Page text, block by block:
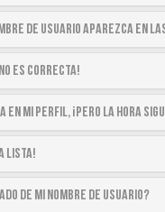
de usuario aparezca en
es correcta!
en mi perfil, ¡pero la hora
lista!
de mi nombre de usuario?